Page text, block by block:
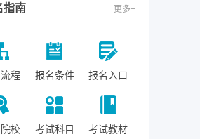
更多+
指南
程 报名条件 报名入口
校 考试科目 考试教材